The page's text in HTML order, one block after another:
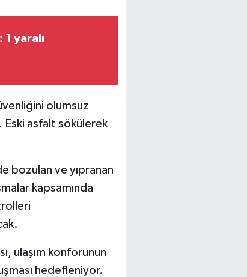
yaralı
olumsuz
Eski asfalt sökülerek
bozulan ve yıpranan
kapsamında
ulaşım konforunun
hedefleniyor.